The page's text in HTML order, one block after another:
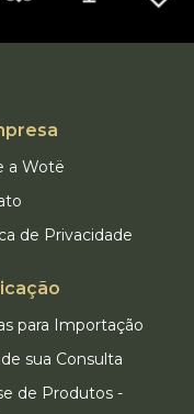
a Wotë
de Privacidade
para Importação
sua Consulta
de Produtos -